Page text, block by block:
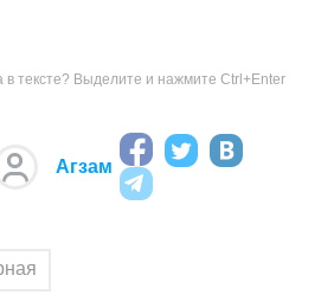
тексте? Выделите и нажмите Ctrl+Enter
Агзам